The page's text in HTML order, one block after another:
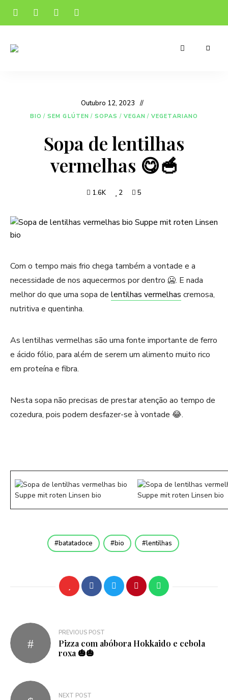
Outubro 12, 2023
BIO / SEM GLÚTEN / SOPAS / VEGAN / VEGETARIANO
Sopa de lentilhas
vermelhas 😋🥣
1.6K 2 5
Com o tempo mais frio chega também a vontade e a
necessidade de nos aquecermos por dentro 🥶. E nada
melhor do que uma sopa de lentilhas vermelhas cremosa,
nutritiva e quentinha.
As lentilhas vermelhas são uma fonte importante de ferro
e ácido fólio, para além de serem um alimento muito rico
em proteína e fibra.
Nesta sopa não precisas de prestar atenção ao tempo de
cozedura, pois podem desfazer-se à vontade 😂.
batatadoce bio lentilhas
Navegação
de
artigos
PREVIOUS POST
Pizza com abóbora Hokkaido e cebola
roxa 🎃🎃
NEXT POST